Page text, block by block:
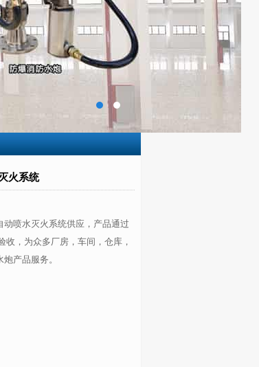
火系统
喷水灭火系统供应，产品通过
收，为众多厂房，车间，仓库，
产品服务。